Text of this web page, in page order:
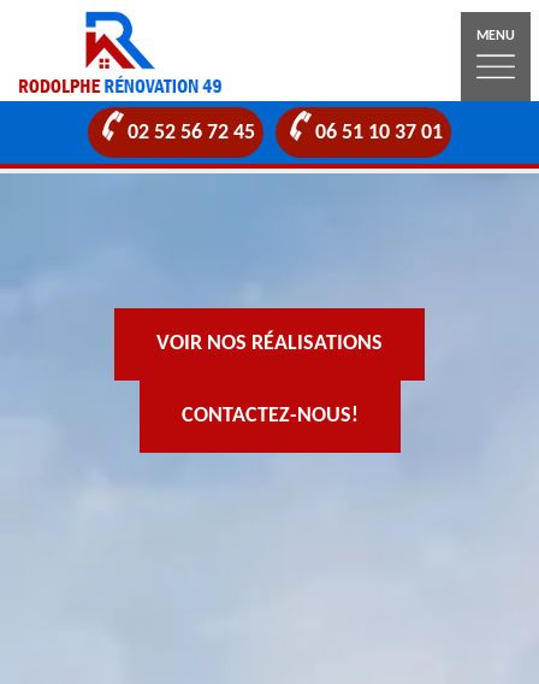
MENU
02 52 56 72 45 06 51 10 37 01
VOIR NOS RÉALISATIONS
CONTACTEZ-NOUS!